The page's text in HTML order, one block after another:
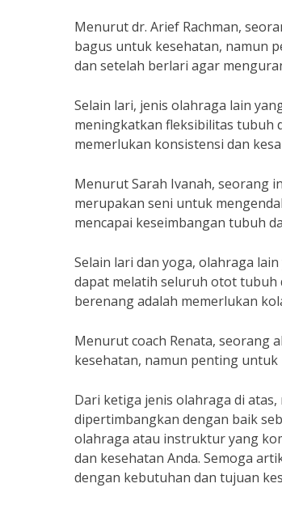
Menurut dr. Arief Rachman,
bagus untuk kesehatan, namun
dan setelah berlari agar
Selain lari, jenis olahraga lain
meningkatkan fleksibilitas tubuh
memerlukan konsistensi dan
Menurut Sarah Ivanah, seorang
merupakan seni untuk
mencapai keseimbangan tubuh
Selain lari dan yoga, olahraga
dapat melatih seluruh otot tubuh
berenang adalah memerlukan
Menurut coach Renata, seorang
kesehatan, namun penting
Dari ketiga jenis olahraga di
dipertimbangkan dengan baik
olahraga atau instruktur yang
dan kesehatan Anda. Semoga
dengan kebutuhan dan tujuan